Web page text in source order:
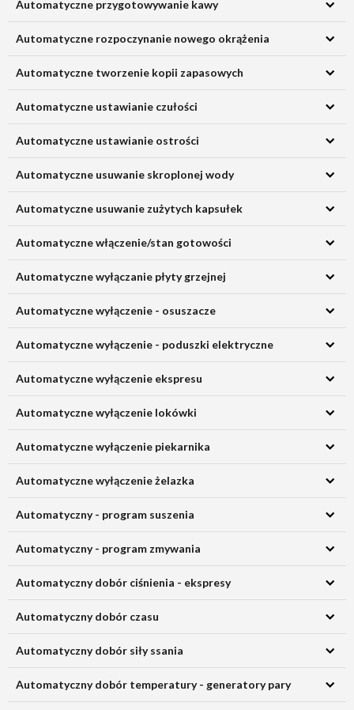
Automatyczne przygotowywanie kawy
Automatyczne rozpoczynanie nowego okrążenia
Automatyczne tworzenie kopii zapasowych
Automatyczne ustawianie czułości
Automatyczne ustawianie ostrości
Automatyczne usuwanie skroplonej wody
Automatyczne usuwanie zużytych kapsułek
Automatyczne włączenie/stan gotowości
Automatyczne wyłączanie płyty grzejnej
Automatyczne wyłączenie - osuszacze
Automatyczne wyłączenie - poduszki elektryczne
Automatyczne wyłączenie ekspresu
Automatyczne wyłączenie lokówki
Automatyczne wyłączenie piekarnika
Automatyczne wyłączenie żelazka
Automatyczny - program suszenia
Automatyczny - program zmywania
Automatyczny dobór ciśnienia - ekspresy
Automatyczny dobór czasu
Automatyczny dobór siły ssania
Automatyczny dobór temperatury - generatory pary